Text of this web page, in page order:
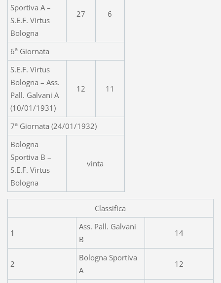
Sportiva A –
S.E.F. Virtus
Bologna
27 6
6aGiornata
S.E.F. Virtus
Bologna – Ass.
Pall. Galvani A
(10/01/1931)
12 11
7aGiornata (24/01/1932)
Bologna
Sportiva B –
S.E.F. Virtus
Bologna
vinta
Classifica
1
Ass. Pall. Galvani
B
14
2
Bologna Sportiva
A
12